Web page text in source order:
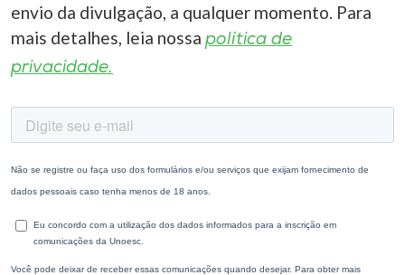
envio da divulgação, a qualquer momento. Para
mais detalhes, leia nossa política de
privacidade.